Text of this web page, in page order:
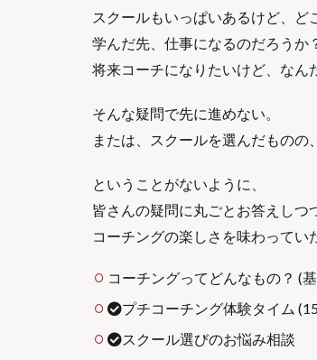
スクールもいっぱいあるけど、ど
学んだ先、仕事になるのだろうか
将来コーチになりたいけど、なん
そんな疑問で先に進めない。
または、スクールを選んだものの
ということがないように、
皆さんの疑問に丸ごとお答えしつ
コーチングの楽しさを味わってい
コーチングってどんなもの？ (
プチコーチング体験タイム
スクール選びのお悩み相談